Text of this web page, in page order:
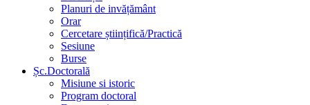
Planuri de invățământ
Orar
Cercetare științifică/Practică
Sesiune
Burse
Șc.Doctorală
Misiune si istoric
Program doctoral